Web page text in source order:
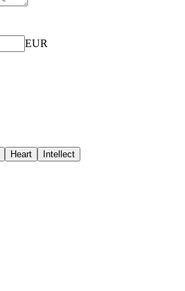
EUR
Heart Intellect